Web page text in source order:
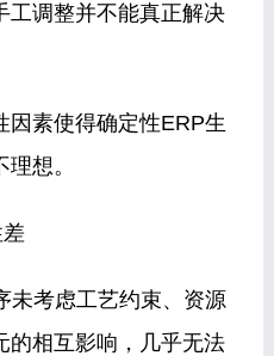
工调整并不能真正解决
素使得确定性ERP生
想。
考虑工艺约束、资源
的相互影响，几乎无法